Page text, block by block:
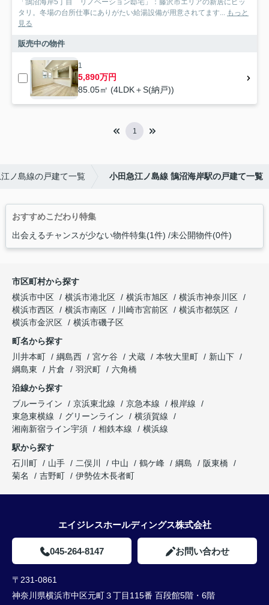
「鵠沼海岸5丁目 リノベーション邸宅」：藤沢市エリアの新居にピッ
タリ。冬場の台所仕事にありがたい給湯設備が用意されてます... もっと
見る
販売中の物件
1
5,890万円
85.05㎡ (4LDK＋S(納戸))
1
ノ島線の戸建て一覧 小田急江ノ島線 鵠沼海岸駅の戸建て一覧
おすすめこだわり特集
出会えるチャンスが少ない物件特集(1件) 未公開物件(0件)
市区町村から探す
横浜市中区
横浜市港北区 横浜市旭区
横浜市神奈川区
横浜市西区
横浜市南区 川崎市宮前区
横浜市都筑区
横浜市金沢区
横浜市磯子区
町名から探す
川井本町
綱島西 宮ケ谷 犬蔵 本牧大里町
新山下
綱島東
片倉 羽沢町
六角橋
沿線から探す
ブルーライン
京浜東北線 京急本線
根岸線
東急東横線
グリーンライン
横須賀線
湘南新宿ライン宇須
相鉄本線
横浜線
駅から探す
石川町
山手 二俣川 中山 鶴ケ峰 綱島
阪東橋
菊名
吉野町 伊勢佐木長者町
エイジレスホールディングス株式会社
045-264-8147 お問い合わせ
〒231-0861
神奈川県横浜市中区元町３丁目115番 百段館5階・6階